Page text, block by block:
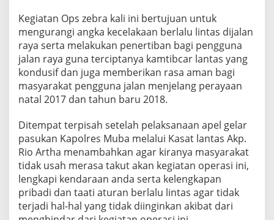
Kegiatan Ops zebra kali ini bertujuan untuk
mengurangi angka kecelakaan berlalu lintas dijalan
raya serta melakukan penertiban bagi pengguna
jalan raya guna terciptanya kamtibcar lantas yang
kondusif dan juga memberikan rasa aman bagi
masyarakat pengguna jalan menjelang perayaan
natal 2017 dan tahun baru 2018.
Ditempat terpisah setelah pelaksanaan apel gelar
pasukan Kapolres Muba melalui Kasat lantas Akp.
Rio Artha menambahkan agar kiranya masyarakat
tidak usah merasa takut akan kegiatan operasi ini,
lengkapi kendaraan anda serta kelengkapan
pribadi dan taati aturan berlalu lintas agar tidak
terjadi hal-hal yang tidak diinginkan akibat dari